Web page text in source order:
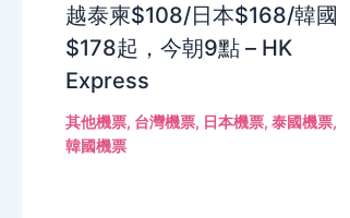
越泰柬$108/日本$168/韓國
$178起，今朝9點 – HK
Express
其他機票, 台灣機票, 日本機票, 泰國機票,
韓國機票